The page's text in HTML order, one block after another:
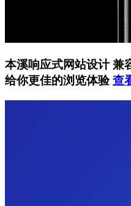
本溪响应式网站设计兼
给你更佳的浏览体验查